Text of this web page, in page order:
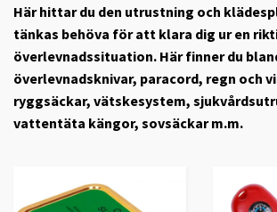
Här hittar du den utrustning och
tänkas behöva för att klara dig ur en
överlevnadssituation. Här finner du
överlevnadsknivar, paracord, regn och
ryggsäckar, vätskesystem,
vattentäta kängor, sovsäckar m.m.